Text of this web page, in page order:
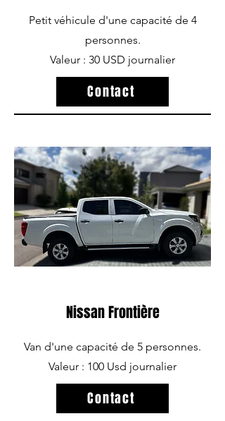
Petit véhicule d'une capacité de 4
personnes.
Valeur : 30 USD journalier
Contact
Nissan Frontière
Van d'une capacité de 5 personnes.
Valeur : 100 Usd journalier
Contact